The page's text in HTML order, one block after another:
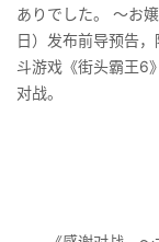
ありでした。 ～お
日）发布前导预告
斗游戏《街头霸王6
对战。